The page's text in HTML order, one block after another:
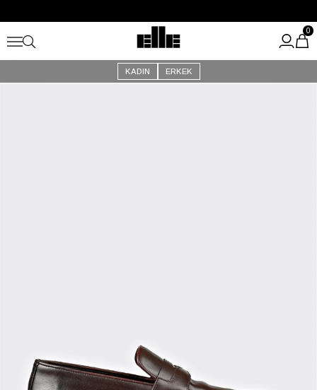
Kargo Ücretsiz!
KADIN ERKEK
0